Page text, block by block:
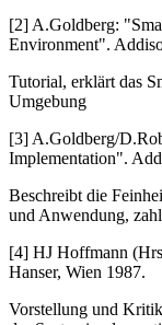
[2] A.Goldberg:
Environment".
Tutorial, erklärt das
Umgebung
[3] A.Goldberg/
Implementation".
Beschreibt die
und Anwendung,
[4] HJ Hoffmann
Hanser, Wien 1987.
Vorstellung und